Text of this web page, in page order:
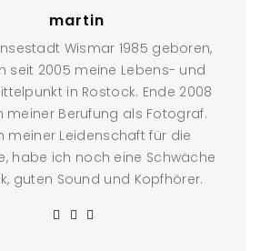
martin
Wismar 1985 geboren,
seit 2005 meine Lebens- und
in Rostock. Ende 2008
meiner Berufung als Fotograf.
meiner Leidenschaft für die
habe ich noch eine Schwäche
guten Sound und Kopfhörer.